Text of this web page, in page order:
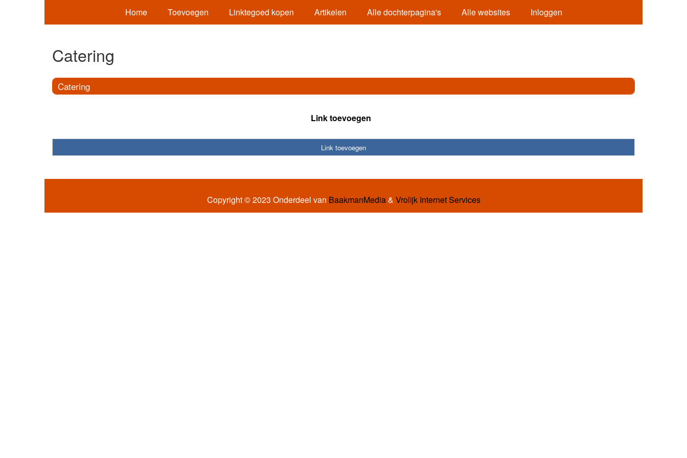
Home Toevoegen Linktegoed kopen Artikelen Alle dochterpagina's Alle websites Inloggen
Catering
Catering
Link toevoegen
Link toevoegen
Copyright © 2023 Onderdeel van BaakmanMedia& Vrolijk Internet Services